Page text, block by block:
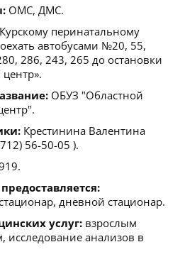
ОМС, ДМС.
перинатальному
автобусами №20, 55,
286, 243, 265 до остановки
ОБУЗ "Областной
Крестинина Валентина
56-50-05 ).
дневной стационар.
услуг: взрослым
исследование анализов в